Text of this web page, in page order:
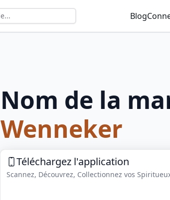
Blog
Nom de la
Wenneker
Téléchargez l'application
Scannez, Découvrez, Collectionnez vos